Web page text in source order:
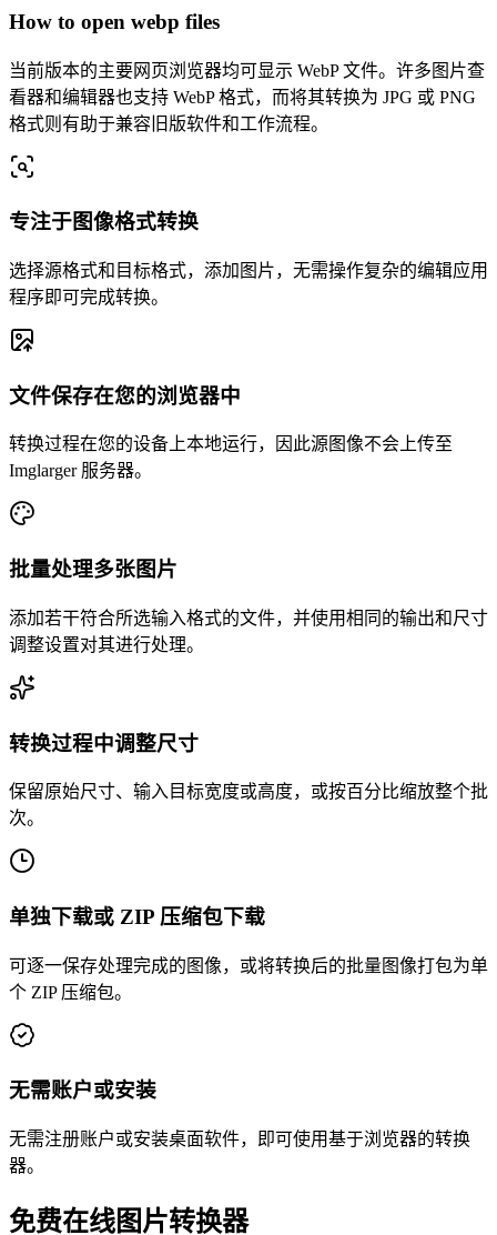
How to open webp files
当前版本的主要网页浏览器均可显示 WebP 文件。许多图片查
看器和编辑器也支持 WebP 格式，而将其转换为 JPG 或 PNG
格式则有助于兼容旧版软件和工作流程。
专注于图像格式转换
选择源格式和目标格式，添加图片，无需操作复杂的编辑应用
程序即可完成转换。
文件保存在您的浏览器中
转换过程在您的设备上本地运行，因此源图像不会上传至
Imglarger 服务器。
批量处理多张图片
添加若干符合所选输入格式的文件，并使用相同的输出和尺寸
调整设置对其进行处理。
转换过程中调整尺寸
保留原始尺寸、输入目标宽度或高度，或按百分比缩放整个批
次。
单独下载或 ZIP 压缩包下载
可逐一保存处理完成的图像，或将转换后的批量图像打包为单
个 ZIP 压缩包。
无需账户或安装
无需注册账户或安装桌面软件，即可使用基于浏览器的转换
器。
免费在线图片转换器